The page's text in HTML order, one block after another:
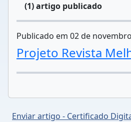
(1) artigo publicado
Publicado em 02 de
Projeto Revista
Enviar artigo - Certificado